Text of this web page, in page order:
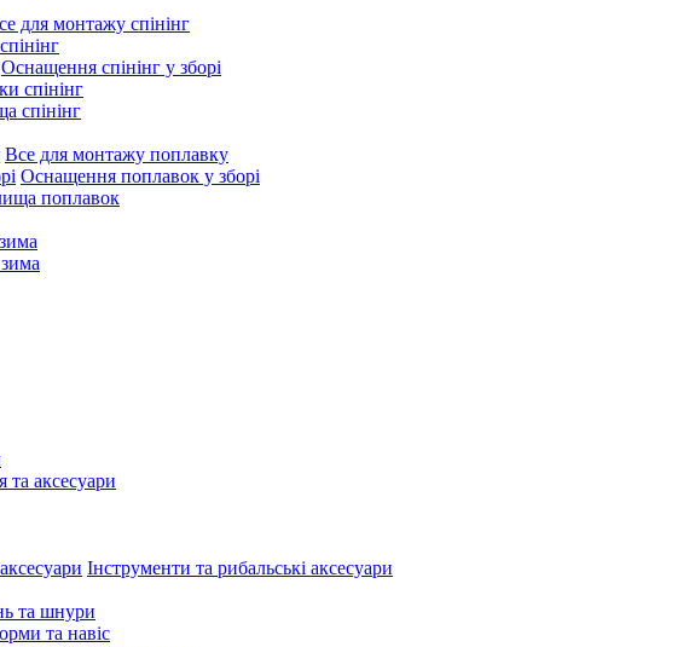
для монтажу спінінг
Оснащення спінінг у зборі
спінінг
спінінг
Все для монтажу поплавку
Оснащення поплавок у зборі
поплавок
та аксесуари
Інструменти та рибальські аксесуари
та шнури
та навіс